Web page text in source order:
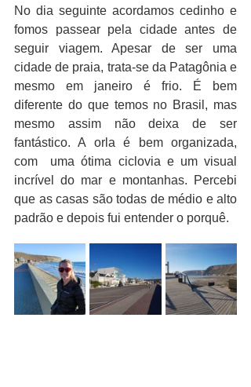
No dia seguinte acordamos cedinho e
fomos passear pela cidade antes de
seguir viagem. Apesar de ser uma
cidade de praia, trata-se da Patagônia e
mesmo em janeiro é frio. É bem
diferente do que temos no Brasil, mas
mesmo assim não deixa de ser
fantástico. A orla é bem organizada,
com  uma ótima ciclovia e um visual
incrível do mar e montanhas. Percebi
que as casas são todas de médio e alto
padrão e depois fui entender o porquê.